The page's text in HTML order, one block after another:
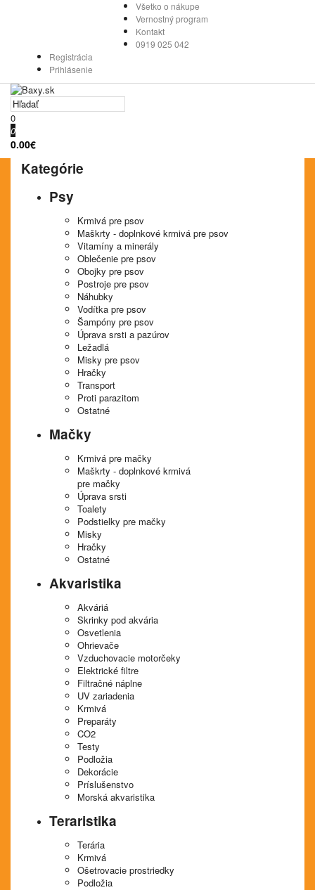
Všetko o nákupe
Vernostný program
Kontakt
0919 025 042
Registrácia
Prihlásenie
0
0
0.00€
Kategórie
Psy
Krmivá pre psov
Maškrty - doplnkové krmivá pre psov
Vitamíny a minerály
Oblečenie pre psov
Obojky pre psov
Postroje pre psov
Náhubky
Vodítka pre psov
Šampóny pre psov
Úprava srsti a pazúrov
Ležadlá
Misky pre psov
Hračky
Transport
Proti parazitom
Ostatné
Mačky
Krmivá pre mačky
Maškrty - doplnkové krmivá
pre mačky
Úprava srsti
Toalety
Podstielky pre mačky
Misky
Hračky
Ostatné
Akvaristika
Akváriá
Skrinky pod akvária
Osvetlenia
Ohrievače
Vzduchovacie motorčeky
Elektrické filtre
Filtračné náplne
UV zariadenia
Krmivá
Preparáty
CO2
Testy
Podložia
Dekorácie
Príslušenstvo
Morská akvaristika
Teraristika
Terária
Krmivá
Ošetrovacie prostriedky
Podložia